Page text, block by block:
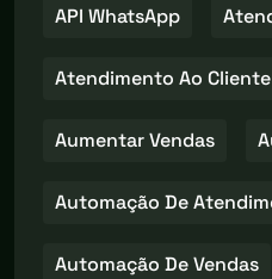
API WhatsApp
Atendimento Ao Cliente
Aumentar Vendas
Automação De
Automação De Vendas